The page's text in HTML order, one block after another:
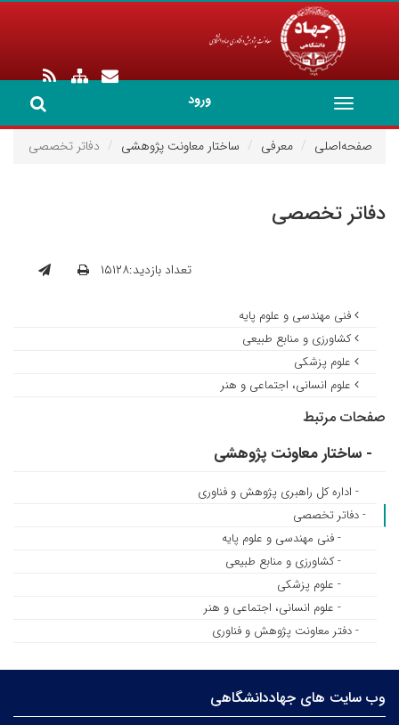
ورود
Toggle
navigation
صفحه‌اصلی
معرفی ساختار معاونت پژوهشی دفاتر تخصصی
دفاتر تخصصی
تعداد بازدید:۱۵۱۲۸
فنی مهندسی و علوم پایه
کشاورزی و منابع طبیعی
علوم پزشکی
علوم انسانی، اجتماعی و هنر
صفحات مرتبط
- ساختار معاونت پژوهشی
- اداره کل راهبری پژوهش و فناوری
- دفاتر تخصصی
- فنی مهندسی و علوم پایه
- کشاورزی و منابع طبیعی
- علوم پزشکی
- علوم انسانی، اجتماعی و هنر
- دفتر معاونت پژوهش و فناوری
وب سایت های جهاددانشگاهی